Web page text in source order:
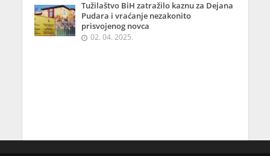
Tužilaštvo BiH zatražilo kaznu za Dejana
Pudara i vraćanje nezakonito
prisvojenog novca
02. 04. 2025.